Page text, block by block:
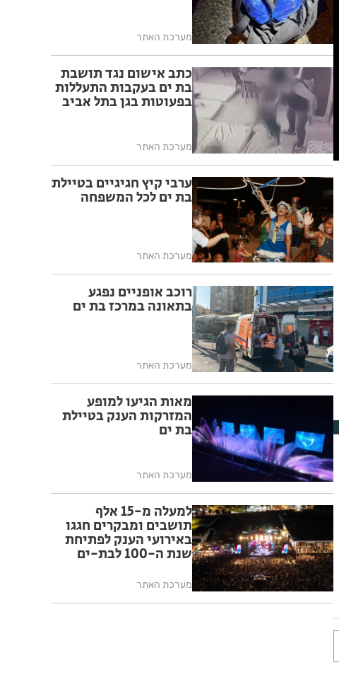
מערכת האתר
כתב אישום נגד תושבת
בת ים בעקבות התעללות
בפעוטות בגן בתל אביב
מערכת האתר
ערבי קיץ חגיגיים בטיילת
בת ים לכל המשפחה
מערכת האתר
רוכב אופניים נפגע
בתאונה במרכז בת ים
מערכת האתר
מאות הגיעו למופע
המזרקות הענק בטיילת
בת ים
מערכת האתר
למעלה מ-15 אלף
תושבים ומבקרים חגגו
באירועי הענק לפתיחת
שנת ה-100 לבת-ים
מערכת האתר